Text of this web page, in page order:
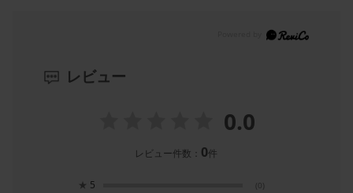
レビュー
0.0
レビュー件数： 0件
★ 5 (0)